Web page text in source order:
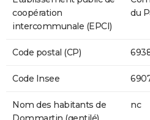
coopération
intercommunale (EPCI)
du
Code postal (CP)
Code Insee
Nom des habitants de
nc